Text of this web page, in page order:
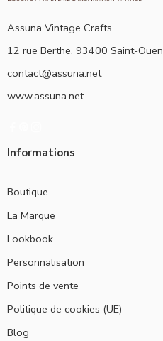
Assuna Vintage Crafts
12 rue Berthe, 93400 Saint-Ouen
contact@assuna.net
www.assuna.net
Informations
Boutique
La Marque
Lookbook
Personnalisation
Points de vente
Politique de cookies (UE)
Blog